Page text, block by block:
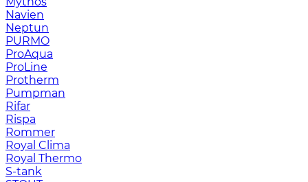
Navien
Neptun
PURMO
ProAqua
ProLine
Protherm
Pumpman
Rifar
Rispa
Rommer
Royal Clima
Royal Thermo
S-tank